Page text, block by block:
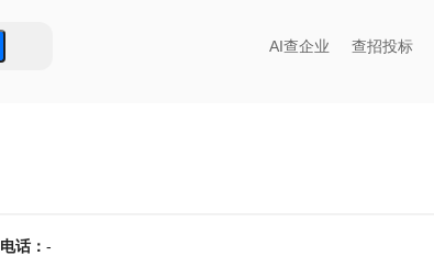
AI查企业 查招投标
电话： -